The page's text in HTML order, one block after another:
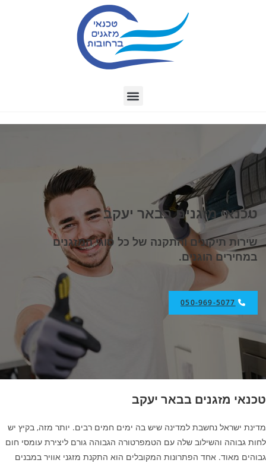
טכנאי מזגנים בבאר יעקב
שירות תיקונים והתקנה של כל סוגי המזגנים
במחירים הוגנים.
050-969-5077
טכנאי מזגנים בבאר יעקב
מדינת ישראל נחשבת למדינה שיש בה ימים חמים רבים. יותר מזה, בקיץ יש
לחות גבוהה והשילוב שלה עם הטמפרטורה הגבוהה גורם ליצירת עומסי חום
גבוהים מאוד. אחד הפתרונות המקובלים הוא התקנת מזגני אוויר במבנים